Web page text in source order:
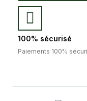
100% sécurisé
Paiements 100%